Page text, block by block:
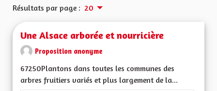
Résultats par page : 20
Une Alsace arborée et nourricière
Proposition anonyme
67250Plantons dans toutes les communes des
arbres fruitiers variés et plus largement de la...